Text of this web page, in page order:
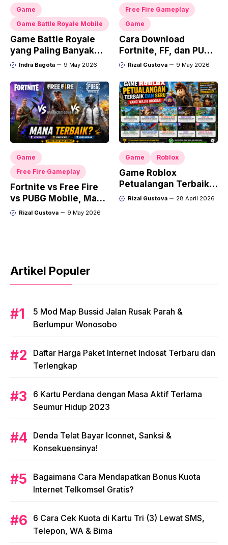
Game
Game Battle Royale Mobile
Game Battle Royale
yang Paling Banyak
Player
Indra Bagota 9 May 2026
Free Fire Gameplay
Game
Cara Download
Fortnite, FF, dan PUBG
Mobile
Rizal Gustova 9 May 2026
Game
Free Fire Gameplay
Fortnite vs Free Fire
vs PUBG Mobile, Mana
Terbaik?
Rizal Gustova 9 May 2026
Game Roblox
Game Roblox
Petualangan Terbaik
dan Seru yang Wajib
Rizal Gustova 28 April 2026
Artikel Populer
5 Mod Map Bussid Jalan Rusak Parah &
Berlumpur Wonosobo
Daftar Harga Paket Internet Indosat Terbaru dan
Terlengkap
6 Kartu Perdana dengan Masa Aktif Terlama
Seumur Hidup 2023
Denda Telat Bayar Iconnet, Sanksi &
Konsekuensinya!
Bagaimana Cara Mendapatkan Bonus Kuota
Internet Telkomsel Gratis?
6 Cara Cek Kuota di Kartu Tri (3) Lewat SMS,
Telepon, WA & Bima